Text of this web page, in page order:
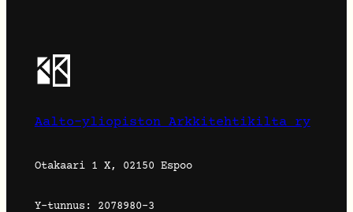
Aalto-yliopiston Arkkitehtikilta ry
Otakaari 1 X, 02150 Espoo
Y-tunnus: 2078980-3